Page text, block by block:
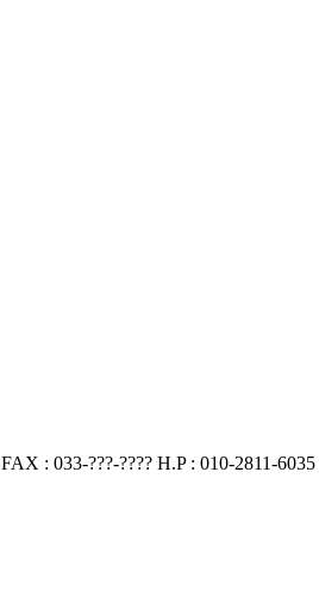
FAX : 033-???-???? H.P : 010-2811-6035